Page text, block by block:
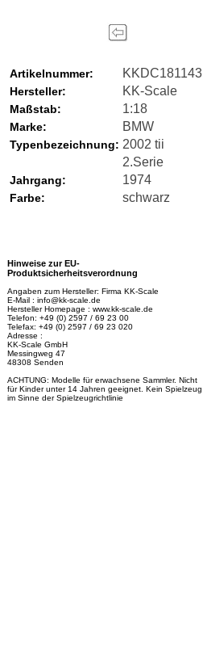
Artikelnummer: KKDC181143
Hersteller: KK-Scale
Maßstab: 1:18
Marke: BMW
Typenbezeichnung: 2002 tii
2.Serie
Jahrgang: 1974
Farbe: schwarz
Hinweise zur EU-
Produktsicherheitsverordnung
Angaben zum Hersteller: Firma KK-Scale
E-Mail : info@kk-scale.de
Hersteller Homepage : www.kk-scale.de
Telefon: +49 (0) 2597 / 69 23 00
Telefax: +49 (0) 2597 / 69 23 020
Adresse :
KK-Scale GmbH
Messingweg 47
48308 Senden
ACHTUNG: Modelle für erwachsene Sammler. Nicht
für Kinder unter 14 Jahren geeignet. Kein Spielzeug
im Sinne der Spielzeugrichtlinie